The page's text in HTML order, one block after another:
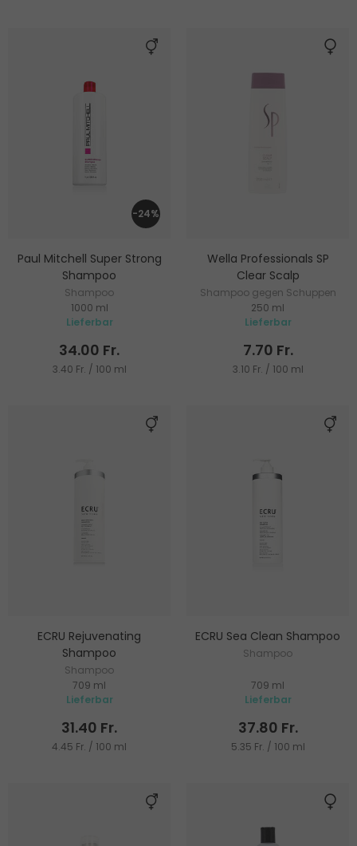
-24%
Paul Mitchell Super Strong
Shampoo
Shampoo
1000 ml
Lieferbar
34.00 Fr.
3.40 Fr. / 100 ml
Wella Professionals SP
Clear Scalp
Shampoo gegen Schuppen
250 ml
Lieferbar
7.70 Fr.
3.10 Fr. / 100 ml
ECRU Rejuvenating
Shampoo
Shampoo
709 ml
Lieferbar
31.40 Fr.
4.45 Fr. / 100 ml
ECRU Sea Clean Shampoo
Shampoo
709 ml
Lieferbar
37.80 Fr.
5.35 Fr. / 100 ml